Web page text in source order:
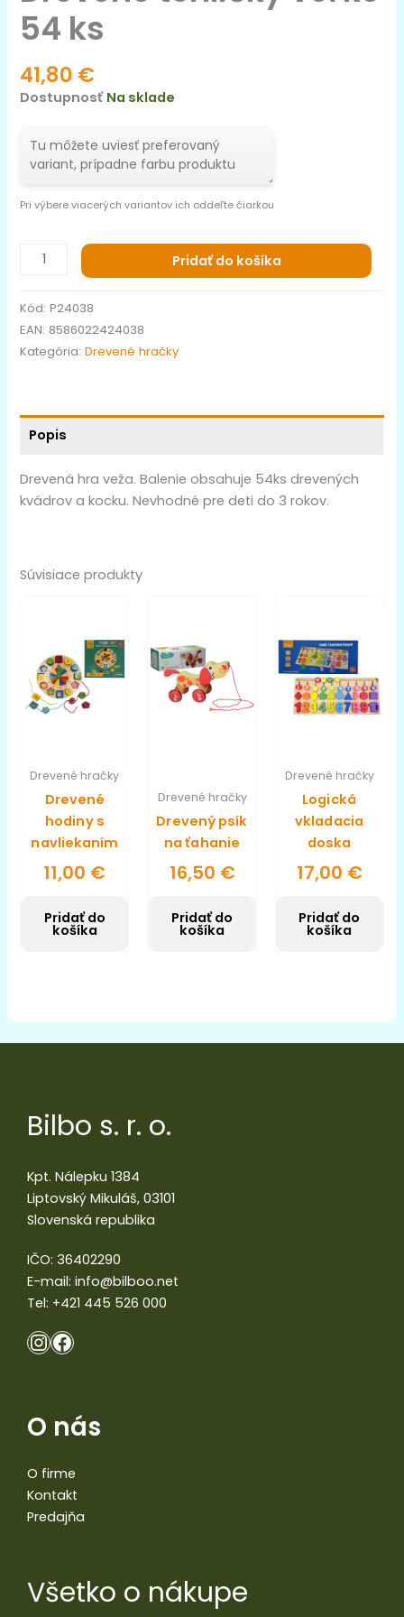
54 ks
41,80 €
Dostupnosť Na sklade
Pri výbere viacerých variantov ich oddeľte čiarkou
Pridať do košíka
Kód:P24038
EAN: 8586022424038
Kategória:Drevené hračky
Popis
Drevená hra veža. Balenie obsahuje 54ks drevených
kvádrov a kocku. Nevhodné pre deti do 3 rokov.
Súvisiace produkty
Drevené hračky
Drevené
hodiny s
navliekaním
11,00 €
Pridať do
košíka
Drevené hračky
Drevený psík
na ťahanie
16,50 €
Pridať do
košíka
Drevené hračky
Logická
vkladacia
doska
17,00 €
Pridať do
košíka
Bilbo s. r. o.
Kpt. Nálepku 1384
Liptovský Mikuláš, 03101
Slovenská republika
IČO: 36402290
E-mail: info@bilboo.net
Tel: +421 445 526 000
O nás
O firme
Kontakt
Predajňa
Všetko o nákupe